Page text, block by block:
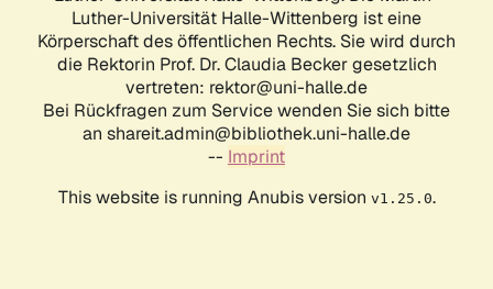
Luther-Universität Halle-Wittenberg ist eine
Körperschaft des öffentlichen Rechts. Sie wird durch
die Rektorin Prof. Dr. Claudia Becker gesetzlich
vertreten: rektor@uni-halle.de
Bei Rückfragen zum Service wenden Sie sich bitte
an shareit.admin@bibliothek.uni-halle.de
-- Imprint
This website is running Anubis version v1.25.0.